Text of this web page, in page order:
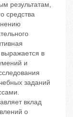
результатам,
средства
в
и
заданий
вклад
о